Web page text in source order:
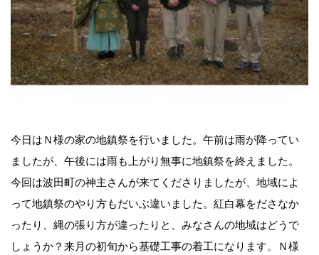
今日はＮ様の家の地鎮祭を行いました。午前は雨が降ってい
ましたが、午後には雨も上がり無事に地鎮祭を終えました。
今回は波田町の神主さんが来てくださりましたが、地域によ
って地鎮祭のやり方もだいぶ違いました。紅白幕をださなか
ったり、縄の張り方が違ったりと、みなさんの地域はどうで
しょうか？来月の初旬から基礎工事の着工になります。Ｎ様